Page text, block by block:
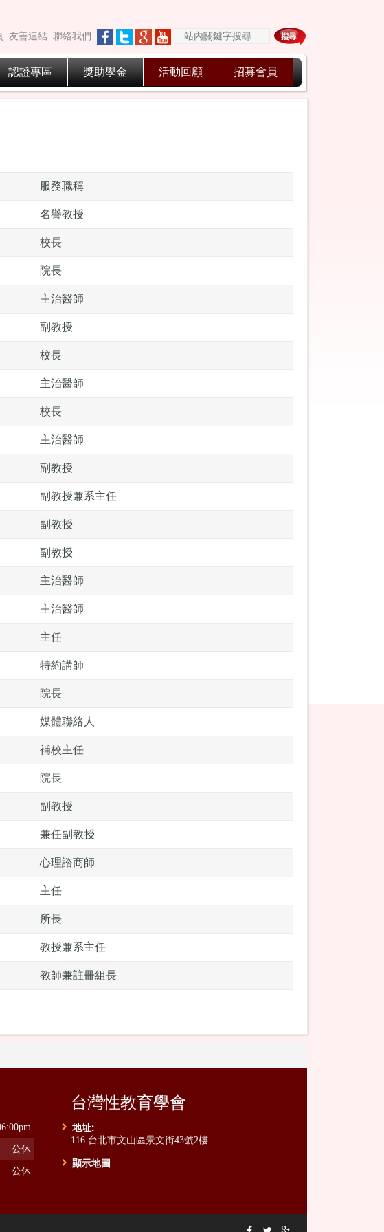
友善連結 聯絡我們
認證專區 獎助學金 活動回顧 招募會員
服務職稱
名譽教授
校長
院長
主治醫師
副教授
校長
主治醫師
校長
主治醫師
副教授
副教授兼系主任
副教授
副教授
主治醫師
主治醫師
主任
特約講師
院長
媒體聯絡人
補校主任
院長
副教授
兼任副教授
心理諮商師
主任
所長
教授兼系主任
教師兼註冊組長
公休
公休
台灣性教育學會
地址:
116 台北市文山區景文街43號2樓
顯示地圖